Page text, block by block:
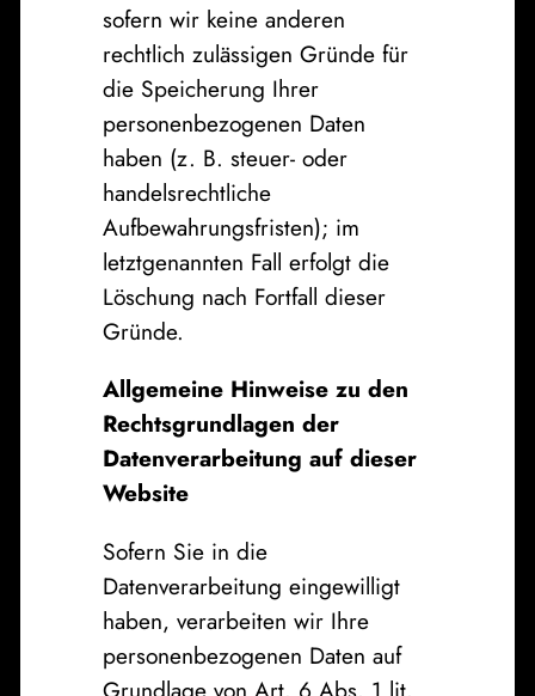
sofern wir keine anderen
rechtlich zulässigen Gründe für
die Speicherung Ihrer
personenbezogenen Daten
haben (z. B. steuer- oder
handelsrechtliche
Aufbewahrungsfristen); im
letztgenannten Fall erfolgt die
Löschung nach Fortfall dieser
Gründe.
Allgemeine Hinweise zu den
Rechtsgrundlagen der
Datenverarbeitung auf dieser
Website
Sofern Sie in die
Datenverarbeitung eingewilligt
haben, verarbeiten wir Ihre
personenbezogenen Daten auf